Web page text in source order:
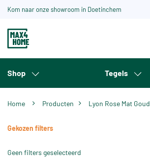
Kom naar onze showroom in Doetinchem
Shop Tegels
Home Producten Lyon Rose Mat Goud
Gekozen filters
Geen filters geselecteerd